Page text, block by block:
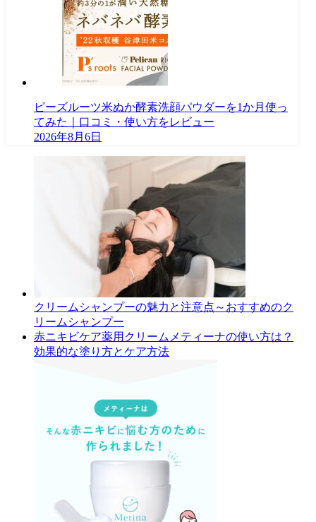
ピーズルーツ米ぬか酵素洗顔パウダーを1か月使っ
てみた｜口コミ・使い方をレビュー
2026年8月6日
クリームシャンプーの魅力と注意点～おすすめのク
リームシャンプー
赤ニキビケア薬用クリームメティーナの使い方は？
効果的な塗り方とケア方法